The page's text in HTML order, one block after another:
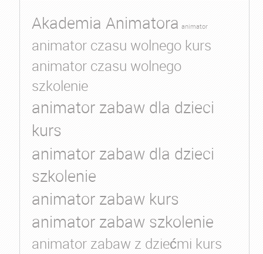
Akademia Animatora animator
animator czasu wolnego kurs
animator czasu wolnego
szkolenie
animator zabaw dla dzieci
kurs
animator zabaw dla dzieci
szkolenie
animator zabaw kurs
animator zabaw szkolenie
animator zabaw z dziećmi kurs